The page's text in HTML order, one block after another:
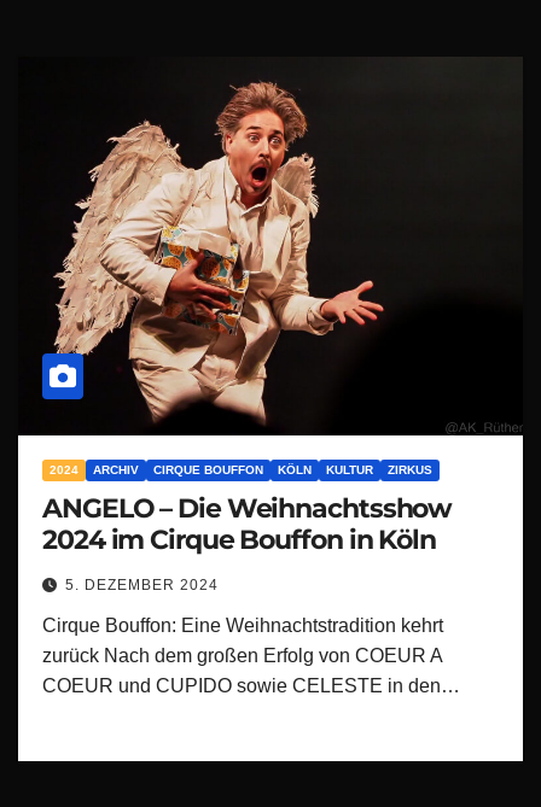
2024 ARCHIV CIRQUE BOUFFON KÖLN KULTUR ZIRKUS
ANGELO – Die Weihnachtsshow
2024 im Cirque Bouffon in Köln
5. DEZEMBER 2024
Cirque Bouffon: Eine Weihnachtstradition kehrt
zurück Nach dem großen Erfolg von COEUR A
COEUR und CUPIDO sowie CELESTE in den…